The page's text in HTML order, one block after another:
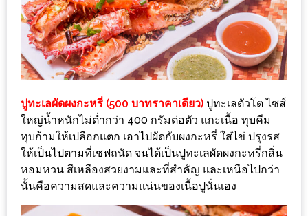
โลก
กับ
โรง
แรม
ลิ
เดย์
เชียงใหม่
ปูทะเลผัดผงกะหรี่ (500 บาทราคาเดียว) ปูทะเลตัวโต ไซส์
ใหญ่น้ำหนักไม่ต่ำกว่า 400 กรัมต่อตัว แกะเนื้อ ทุบคีม
ทุบก้ามให้เปลือกแตก เอาไปผัดกับผงกะหรี่ ใส่ไข่ ปรุงรส
ให้เป็นไปตามที่เชฟถนัด จนได้เป็นปูทะเลผัดผงกะหรี่กลิ่น
หอมหวน สีเหลืองสวยงามและที่สำคัญ และเหนือไปกว่า
นั้นคือความสดและความแน่นของเนื้อปูนั่นเอง